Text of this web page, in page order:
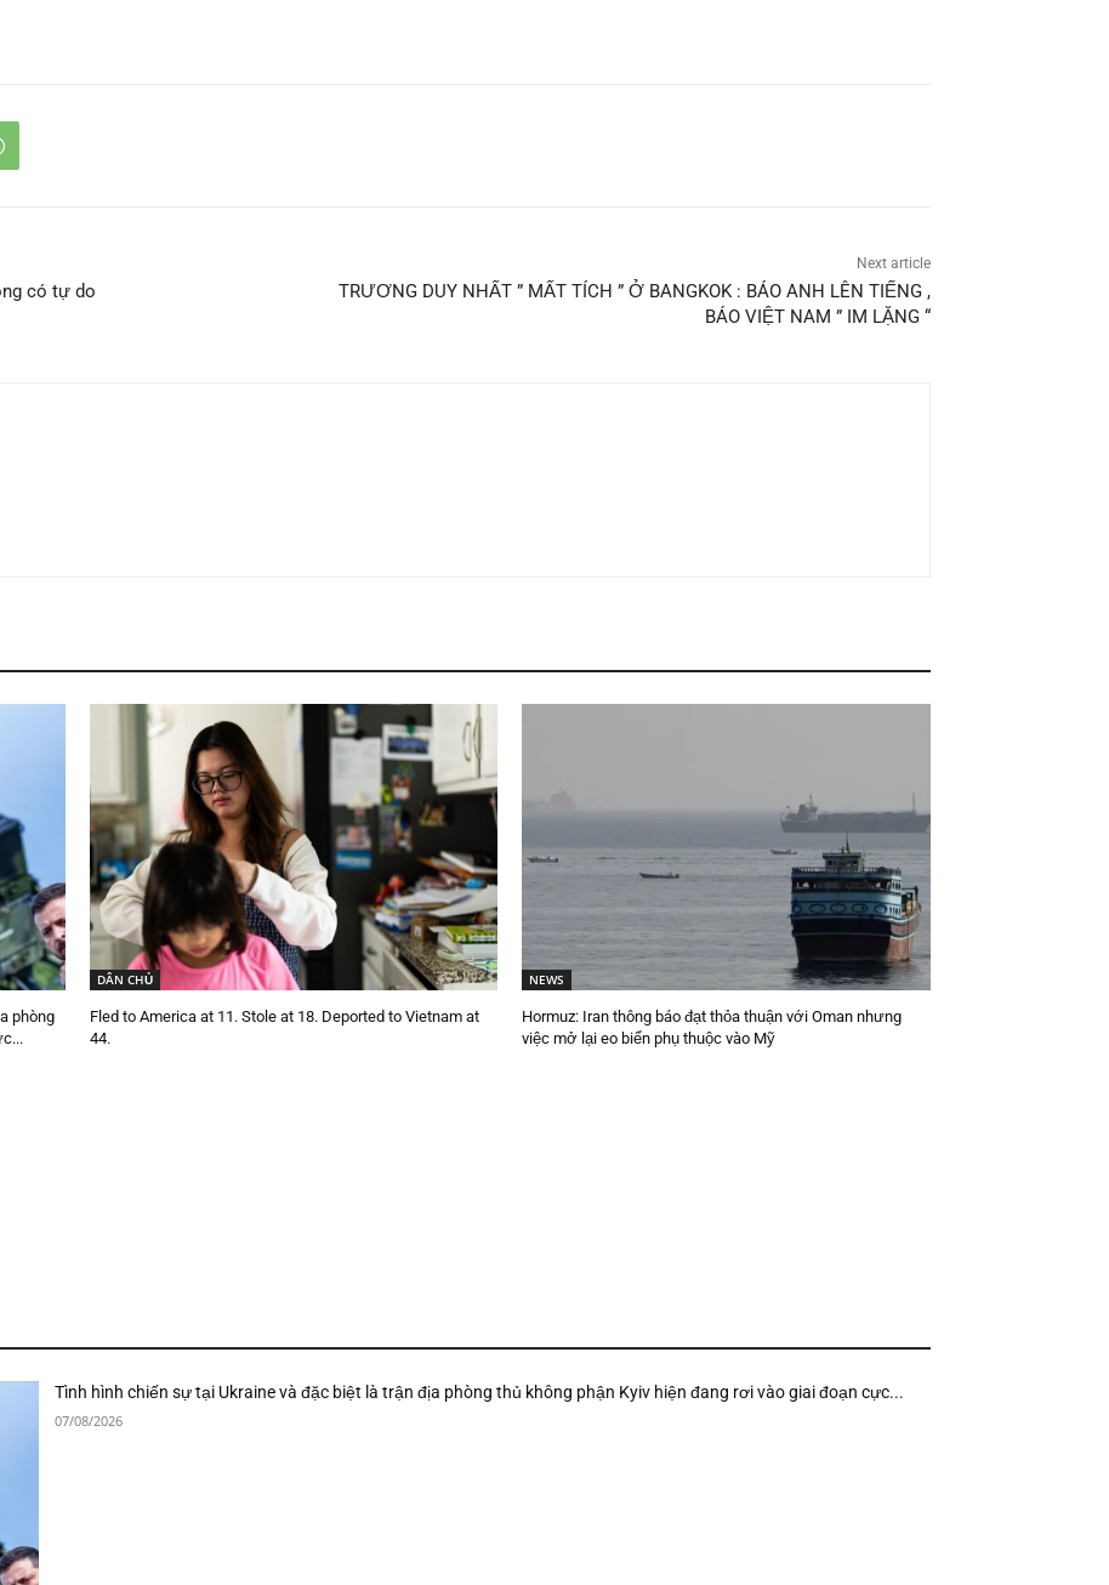
có tự do
Next article
TRƯƠNG DUY NHẤT ” MẤT TÍCH ” Ở BANGKOK : BÁO ANH LÊN TIẾNG ,
BÁO VIỆT NAM ” IM LẶNG “
phòng
DÂN CHỦ
Fled to America at 11. Stole at 18. Deported to Vietnam at
44.
NEWS
Hormuz: Iran thông báo đạt thỏa thuận với Oman nhưng
việc mở lại eo biển phụ thuộc vào Mỹ
Tình hình chiến sự tại Ukraine và đặc biệt là trận địa phòng thủ không phận Kyiv hiện đang rơi vào giai đoạn cực...
07/08/2026